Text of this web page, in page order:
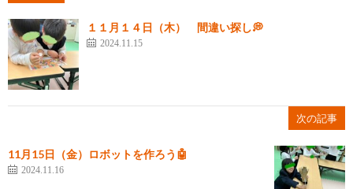
１１月１４日（木） 間違い探し💭
2024.11.15
次の記事
11月15日（金）ロボットを作ろう🤖
2024.11.16